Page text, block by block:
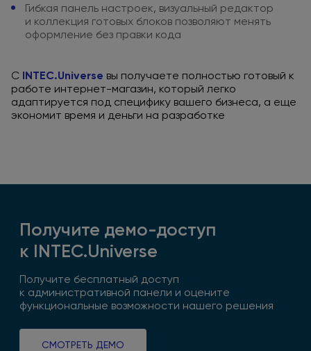
Гибкая панель настроек, визуальный редактор
и коллекция готовых блоков позволяют менять
оформление без правки кода
С INTEC.Universe вы получаете полностью готовый к
работе интернет-магазин, который легко
адаптируется под специфику вашего бизнеса, а еще
экономит время и деньги на разработке
Получите демо-доступ
к INTEC.Universe
Получите бесплатный доступ
к административной панели и оцените
функциональные возможности нашего решения
СМОТРЕТЬ ДЕМО